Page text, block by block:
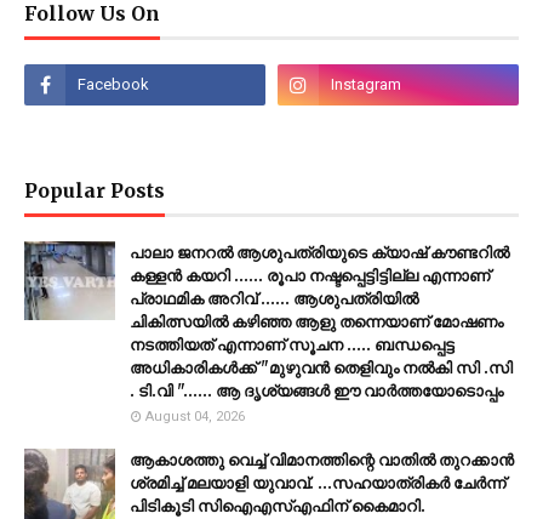
Follow Us On
Popular Posts
പാലാ ജനറൽ ആശുപത്രിയുടെ ക്യാഷ് കൗണ്ടറിൽ
കള്ളൻ കയറി ...... രൂപാ നഷ്ടപ്പെട്ടിട്ടില്ല എന്നാണ്
പ്രാഥമിക അറിവ് ...... ആശുപത്രിയിൽ
ചികിത്സയിൽ കഴിഞ്ഞ ആളു തന്നെയാണ് മോഷണം
നടത്തിയത് എന്നാണ് സൂചന ..... ബന്ധപ്പെട്ട
അധികാരികൾക്ക് "മുഴുവൻ തെളിവും നൽകി സി .സി
. ടി.വി "...... ആ ദൃശ്യങ്ങൾ ഈ വാർത്തയോടൊപ്പം
August 04, 2026
ആകാശത്തു വെച്ച് വിമാനത്തിന്റെ വാതില്‍ തുറക്കാന്‍
ശ്രമിച്ച് മലയാളി യുവാവ്. ...സഹയാത്രികര്‍ ചേര്‍ന്ന്
പിടികൂടി സിഐഎസ്എഫിന് കൈമാറി.